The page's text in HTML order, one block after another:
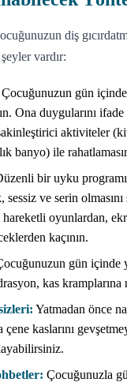
diş
vardır:
Çocuğunuzun gün
Ona duygularını ifade
aktiviteler
banyo) ile
bir uyku
sessiz ve serin
hareketli oyunlardan,
kaçının.
gün içinde
kas kramplarına
Yatmadan önce
kaslarını
Çocuğunuzla